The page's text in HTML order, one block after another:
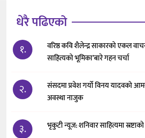
धेरै पढिएको
१.
वरिष्ठ कवि शैलेन्द्र साकारको एकल वाचन
साहित्यको भूमिका’बारे गहन चर्चा
२.
संसदमा प्रवेश गर्यो विनय यादवको
अवस्था नाजुक
३. भृकुटी न्यूज: शनिवार साहित्यमा